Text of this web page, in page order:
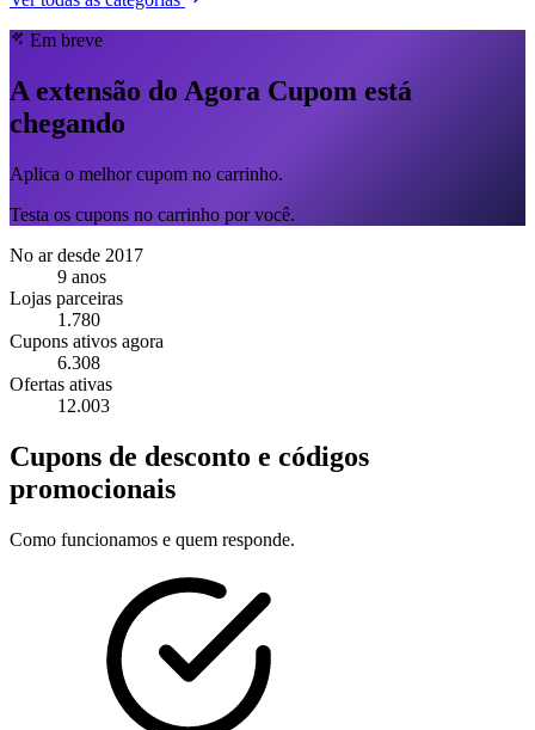
Em breve
A extensão do Agora Cupom está
chegando
Aplica o melhor cupom no carrinho.
Testa os cupons no carrinho por você.
No ar desde 2017
9 anos
Lojas parceiras
1.780
Cupons ativos agora
6.308
Ofertas ativas
12.003
Cupons de desconto e códigos
promocionais
Como funcionamos e quem responde.